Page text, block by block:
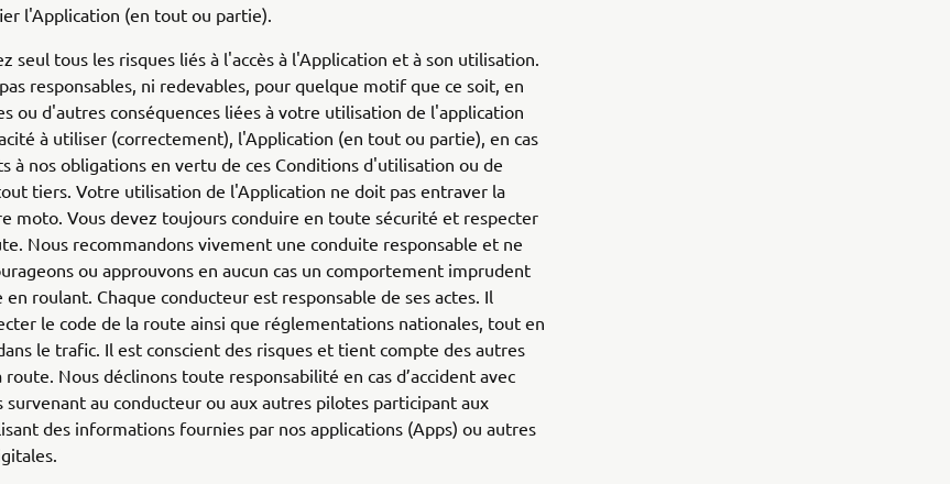
l'Application (en tout ou partie).
seul tous les risques liés à l'accès à l'Application et à son utilisation.
responsables, ni redevables, pour quelque motif que ce soit, en
ou d'autres conséquences liées à votre utilisation de l'application
à utiliser (correctement), l'Application (en tout ou partie), en cas
à nos obligations en vertu de ces Conditions d'utilisation ou de
tiers. Votre utilisation de l'Application ne doit pas entraver la
moto. Vous devez toujours conduire en toute sécurité et respecter
Nous recommandons vivement une conduite responsable et ne
ou approuvons en aucun cas un comportement imprudent
roulant. Chaque conducteur est responsable de ses actes. Il
le code de la route ainsi que réglementations nationales, tout en
le trafic. Il est conscient des risques et tient compte des autres
Nous déclinons toute responsabilité en cas d’accident avec
survenant au conducteur ou aux autres pilotes participant aux
des informations fournies par nos applications (Apps) ou autres